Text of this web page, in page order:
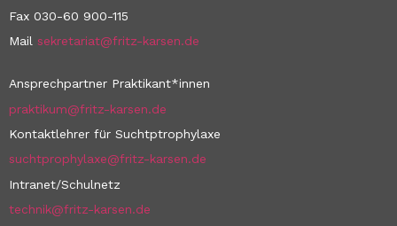
Fax 030-60 900-115
Mail sekretariat@fritz-karsen.de
Ansprechpartner Praktikant*innen
praktikum@fritz-karsen.de
Kontaktlehrer für Suchtptrophylaxe
suchtprophylaxe@fritz-karsen.de
Intranet/Schulnetz
technik@fritz-karsen.de